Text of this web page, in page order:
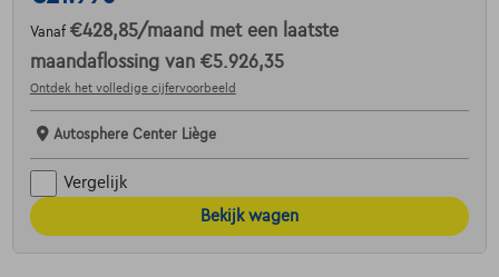
Vanaf €428,85/maand met een laatste
maandaflossing van €5.926,35
Ontdek het volledige cijfervoorbeeld
Autosphere Center Liège
Vergelijk
Bekijk wagen